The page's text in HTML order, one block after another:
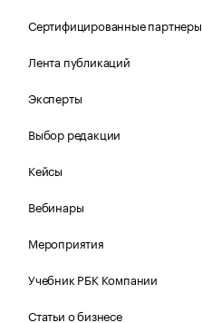
Сертифицированные партнеры
Лента публикаций
Эксперты
Выбор редакции
Кейсы
Вебинары
Мероприятия
Учебник РБК Компании
Статьи о бизнесе